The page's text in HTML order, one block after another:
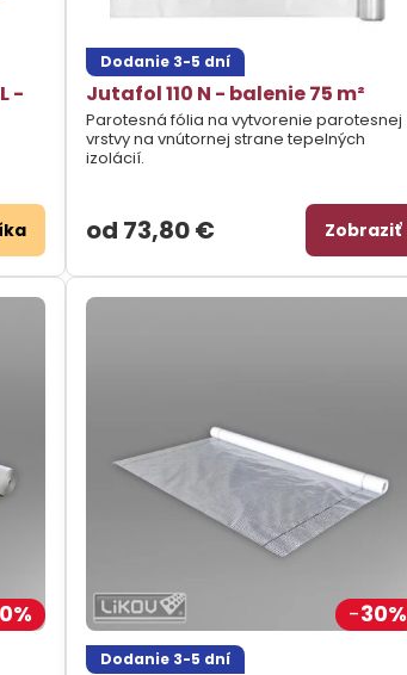
-
Dodanie 3-5 dní
Jutafol 110 N - balenie 75 m²
Parotesná fólia na vytvorenie parotesnej
vrstvy na vnútornej strane tepelných
izolácií.
od 73,80 € Zobraziť
30%
Dodanie 3-5 dní